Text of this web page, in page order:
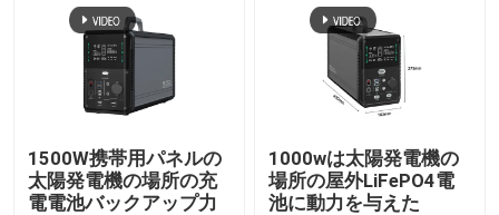
1500W携帯用パネルの
太陽発電機の場所の充
電電池バックアップ力
1000wは太陽発電機の
場所の屋外LiFePO4電
池に動力を与えた